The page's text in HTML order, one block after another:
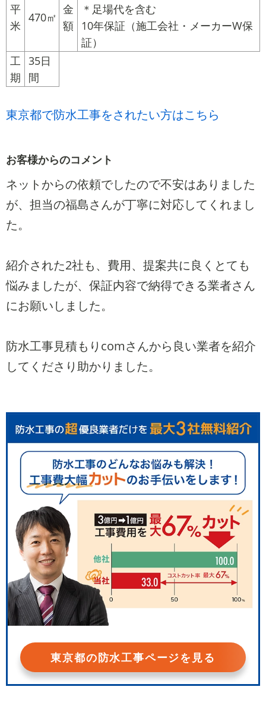
平
米
470㎡
金
額
＊足場代を含む
10年保証（施工会社・メーカーW保
証）
工
期
35日
間
東京都で防水工事をされたい方はこちら
お客様からのコメント
ネットからの依頼でしたので不安はありました
が、担当の福島さんが丁寧に対応してくれまし
た。
紹介された2社も、費用、提案共に良くとても
悩みましたが、保証内容で納得できる業者さん
にお願いしました。
防水工事見積もりcomさんから良い業者を紹介
してくださり助かりました。
東京都の防水工事ページを見る